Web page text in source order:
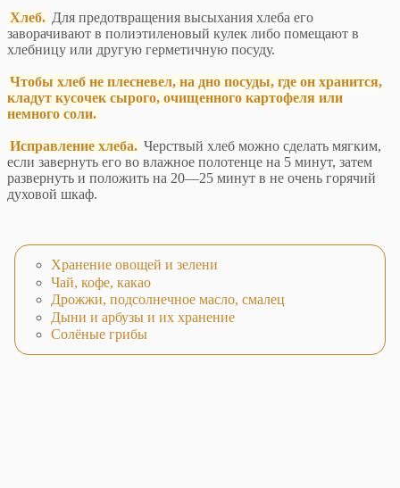
Хлеб. Для предотвращения высыхания хлеба его
заворачивают в полиэтиленовый кулек либо помещают в
хлебницу или другую герметичную посуду.
Чтобы хлеб не плесневел, на дно посуды, где он хранится,
кладут кусочек сырого, очищенного картофеля или
немного соли.
Исправление хлеба. Черствый хлеб можно сделать мягким,
если завернуть его во влажное полотенце на 5 минут, затем
развернуть и положить на 20—25 минут в не очень горячий
духовой шкаф.
Хранение овощей и зелени
Чай, кофе, какао
Дрожжи, подсолнечное масло, смалец
Дыни и арбузы и их хранение
Солёные грибы